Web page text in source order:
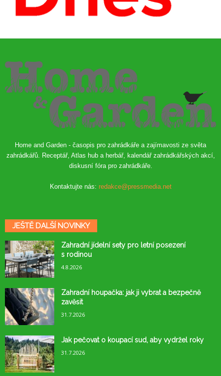
Home and Garden - časopis pro zahrádkáře a zajímavosti ze světa
zahrádkářů. Receptář, Atlas hub a herbář, kalendář zahrádkářských akcí,
diskusní fóra pro zahrádkáře.
Kontaktujte nás: redakce@pressmedia.net
JEŠTĚ DALŠÍ NOVINKY
Zahradní jídelní sety pro letní posezení
s rodinou
4.8.2026
Zahradní houpačka: jak ji vybrat a bezpečně
zavěsit
31.7.2026
Jak pečovat o koupací sud, aby vydržel roky
31.7.2026